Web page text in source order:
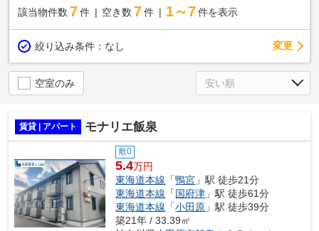
該当物件数 7件 空き数 7 件 1～7 件を表示
絞り込み条件： なし 変更
空室のみ
賃貸 | アパート モナリエ飯泉
敷0
5.4万円
東海道本線 「鴨宮 」駅 徒歩21分
東海道本線 「国府津 」駅 徒歩61分
東海道本線 「小田原 」駅 徒歩39分
築21年 / 33.39㎡